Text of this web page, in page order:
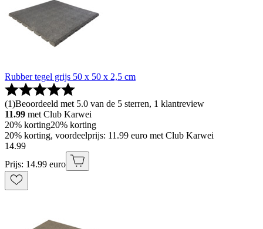
Rubber tegel grijs 50 x 50 x 2,5 cm
(1)Beoordeeld met 5.0 van de 5 sterren, 1 klantreview
11.99 met Club Karwei
20% korting20% korting
20% korting, voordeelprijs: 11.99 euro met Club Karwei
14.99
Prijs: 14.99 euro